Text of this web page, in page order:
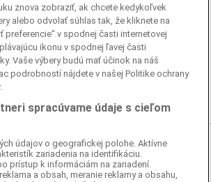
Epoch Times Slovensko
Publikovanie alebo ďalšie šírenie
znova zobraziť, ak chcete kedykoľvek
alebo odvolať súhlas tak, že kliknete na
preferencie“ v spodnej časti internetovej
ikonu v spodnej ľavej časti
Vaše výbery budú mať účinok na náš
podrobností nájdete v našej Politike ochrany
spracúvame údaje s cieľom
údajov o geografickej polohe. Aktívne
zariadenia na identifikáciu.
prístup k informáciám na zariadení.
a obsah, meranie reklamy a obsahu,